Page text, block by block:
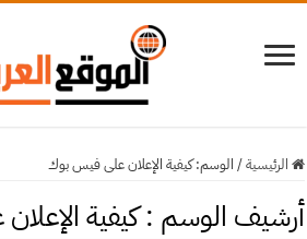
الرئيسية/ الوسم:كيفية الإعلان على فيس بوك
أرشيف الوسم :كيفية